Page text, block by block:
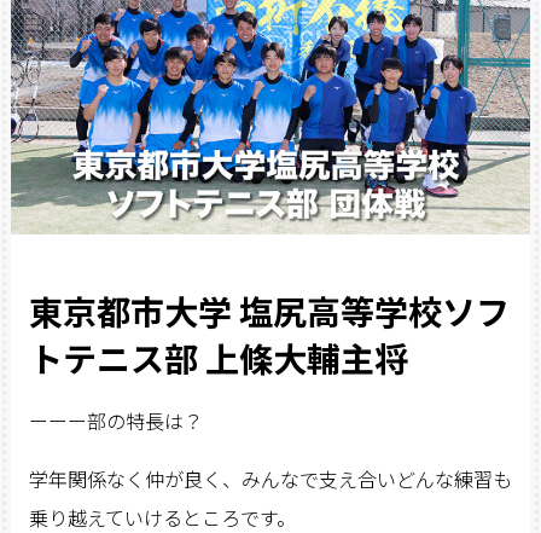
東京都市大学 塩尻高等学校ソフ
トテニス部 上條大輔主将
ーーー部の特長は？
学年関係なく仲が良く、みんなで支え合いどんな練習も
乗り越えていけるところです。